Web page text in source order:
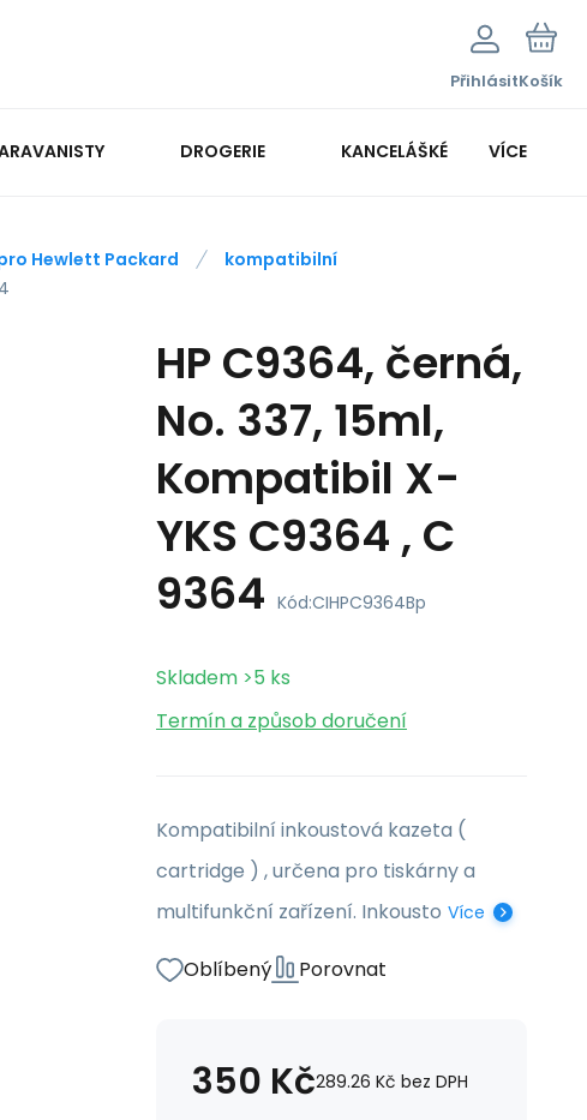
PřihlásitKošík
DROGERIE KANCELÁŠKÉ POTŘEBY
VÍCE
Hewlett Packard
kompatibilní
HP C9364, černá,
No. 337, 15ml,
Kompatibil X-
YKS C9364 , C
9364 Kód:CIHPC9364Bp
Skladem >5 ks
Termín a způsob doručení
Kompatibilní inkoustová kazeta (
cartridge ) , určena pro tiskárny a
multifunkční zařízení. Inkousto Více
Oblíbený Porovnat
350 Kč289.26 Kč bez DPH